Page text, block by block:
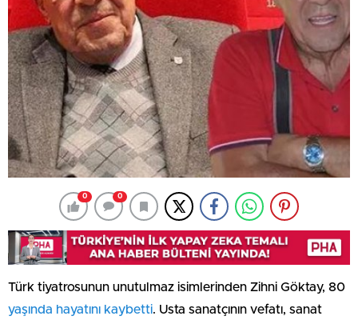
0 0
Türk tiyatrosunun unutulmaz isimlerinden Zihni Göktay, 80
yaşında hayatını kaybetti. Usta sanatçının vefatı, sanat